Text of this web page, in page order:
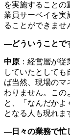
を実施することの
業員サーベイを実
ることができませ
―どういうことで
中原 ：経営層が
していたとして
ば当然、現場のマ
わりません。この
と、「なんだかよ
となる人も現れま
―日々の業務で忙